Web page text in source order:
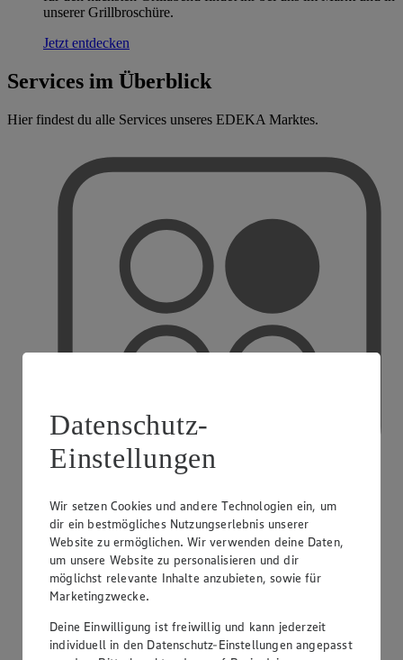
unserer Grillbroschüre.
Jetzt entdecken
Services im Überblick
Hier findest du alle Services unseres EDEKA Marktes.
PAYBACK
Datenschutz-
Einstellungen
Wir setzen Cookies und andere Technologien ein, um
dir ein bestmögliches Nutzungserlebnis unserer
Website zu ermöglichen. Wir verwenden deine Daten,
um unsere Website zu personalisieren und dir
möglichst relevante Inhalte anzubieten, sowie für
Marketingzwecke.
Deine Einwilligung ist freiwillig und kann jederzeit
individuell in den Datenschutz-Einstellungen angepasst